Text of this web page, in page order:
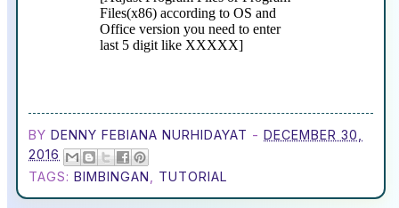
Files(x86) according to OS and
Office version you need to enter
last 5 digit like XXXXX]
BY DENNY FEBIANA NURHIDAYAT - DECEMBER 30,
2016
TAGS: BIMBINGAN TUTORIAL